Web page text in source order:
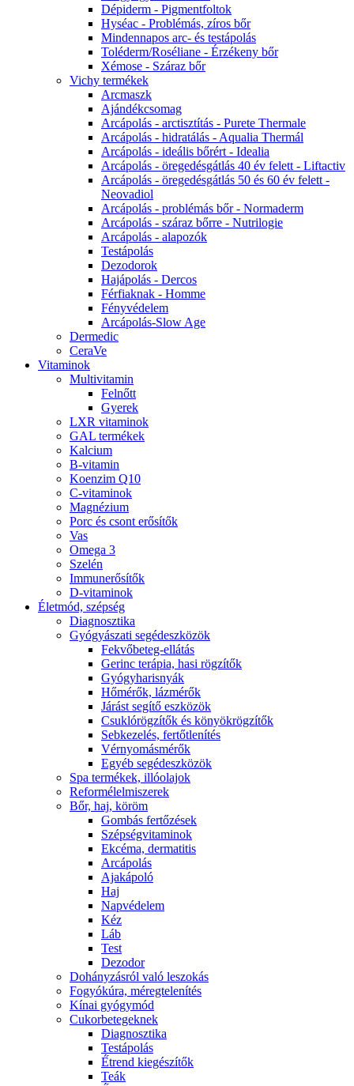
Dépiderm - Pigmentfoltok
Hyséac - Problémás, zíros bőr
Mindennapos arc- és testápolás
Toléderm/Roséliane - Érzékeny bőr
Xémose - Száraz bőr
Vichy termékek
Arcmaszk
Ajándékcsomag
Arcápolás - arctisztítás - Purete Thermale
Arcápolás - hidratálás - Aqualia Thermál
Arcápolás - ideális bőrért - Idealia
Arcápolás - öregedésgátlás 40 év felett - Liftactiv
Arcápolás - öregedésgátlás 50 és 60 év felett -
Neovadiol
Arcápolás - problémás bőr - Normaderm
Arcápolás - száraz bőrre - Nutrilogie
Arcápolás - alapozók
Testápolás
Dezodorok
Hajápolás - Dercos
Férfiaknak - Homme
Fényvédelem
Arcápolás-Slow Age
Dermedic
CeraVe
Vitaminok
Multivitamin
Felnőtt
Gyerek
LXR vitaminok
GAL termékek
Kalcium
B-vitamin
Koenzim Q10
C-vitaminok
Magnézium
Porc és csont erősítők
Vas
Omega 3
Szelén
Immunerősítők
D-vitaminok
Életmód, szépség
Diagnosztika
Gyógyászati segédeszközök
Fekvőbeteg-ellátás
Gerinc terápia, hasi rögzítők
Gyógyharisnyák
Hőmérők, lázmérők
Járást segítő eszközök
Csuklórögzítők és könyökrögzítők
Sebkezelés, fertőtlenítés
Vérnyomásmérők
Egyéb segédeszközök
Spa termékek, illóolajok
Reformélelmiszerek
Bőr, haj, köröm
Gombás fertőzések
Szépségvitaminok
Ekcéma, dermatitis
Arcápolás
Ajakápoló
Haj
Napvédelem
Kéz
Láb
Test
Dezodor
Dohányzásról való leszokás
Fogyókúra, méregtelenítés
Kínai gyógymód
Cukorbetegeknek
Diagnosztika
Testápolás
É́trend kiegészítők
Teák